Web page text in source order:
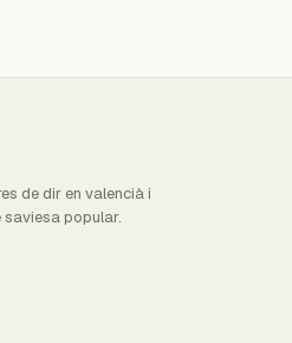
de dir en valencià i
popular.